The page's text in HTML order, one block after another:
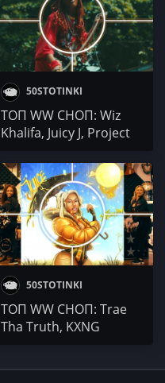
50STOTINKI
ТОП WW СНОП: Wiz
Khalifa, Juicy J, Project
Rock и още ...
50STOTINKI
ТОП WW СНОП: Trae
Tha Truth, KXNG